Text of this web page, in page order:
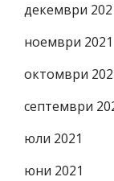
декември
ноември 2021
октомври
септември
юли 2021
юни 2021